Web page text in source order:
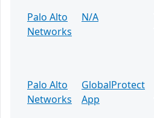
Palo Alto
Networks
N/A
Palo Alto
Networks
GlobalProtect
App